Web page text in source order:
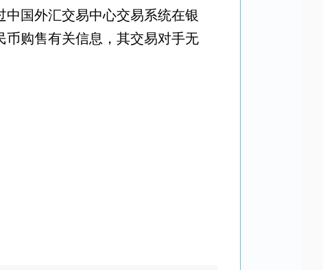
国外汇交易中心交易系统在银
购售有关信息，其交易对手无